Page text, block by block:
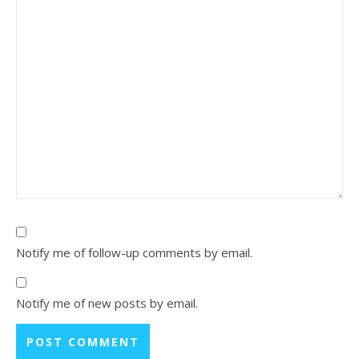
Notify me of follow-up comments by email.
Notify me of new posts by email.